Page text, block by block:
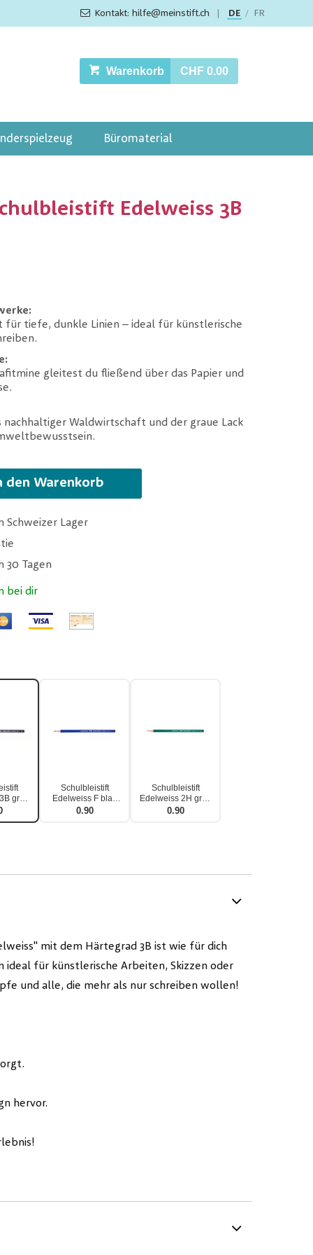
Kontakt: hilfe@meinstift.ch DE / FR
Warenkorb CHF 0.00
Büromaterial
Edelweiss 3B
für tiefe, dunkle Linien – ideal für künstlerische
gleitest du fließend über das Papier und
Waldwirtschaft und der graue Lack
den Warenkorb
Schweizer Lager
30 Tagen
bei dir
grau
Schulbleistift
Edelweiss F blau
einzeln
0.90
Schulbleistift
Edelweiss 2H grün
einzeln
0.90
mit dem Härtegrad 3B ist wie für dich
ideal für künstlerische Arbeiten, Skizzen oder
und alle, die mehr als nur schreiben wollen!
hervor.